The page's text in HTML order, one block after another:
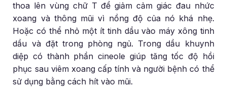
thoa lên vùng chữ T để giảm cảm giác đau nhức
xoang và thông mũi vì nồng độ của nó khá nhẹ.
Hoặc có thể nhỏ một ít tinh dầu vào máy xông tinh
dầu và đặt trong phòng ngủ. Trong dầu khuynh
diệp có thành phần cineole giúp tăng tốc độ hồi
phục sau viêm xoang cấp tính và người bệnh có thể
sử dụng bằng cách hít vào mũi.